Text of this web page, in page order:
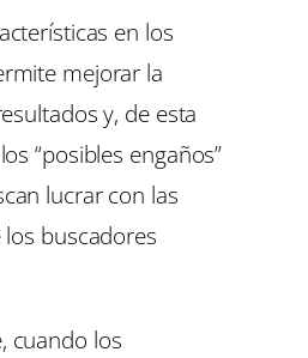
en los
mejorar la
y, de esta
“posibles engaños”
lucrar con las
buscadores
cuando los